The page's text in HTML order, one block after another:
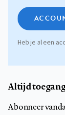
Heb je al een
Altijd
Abonneer